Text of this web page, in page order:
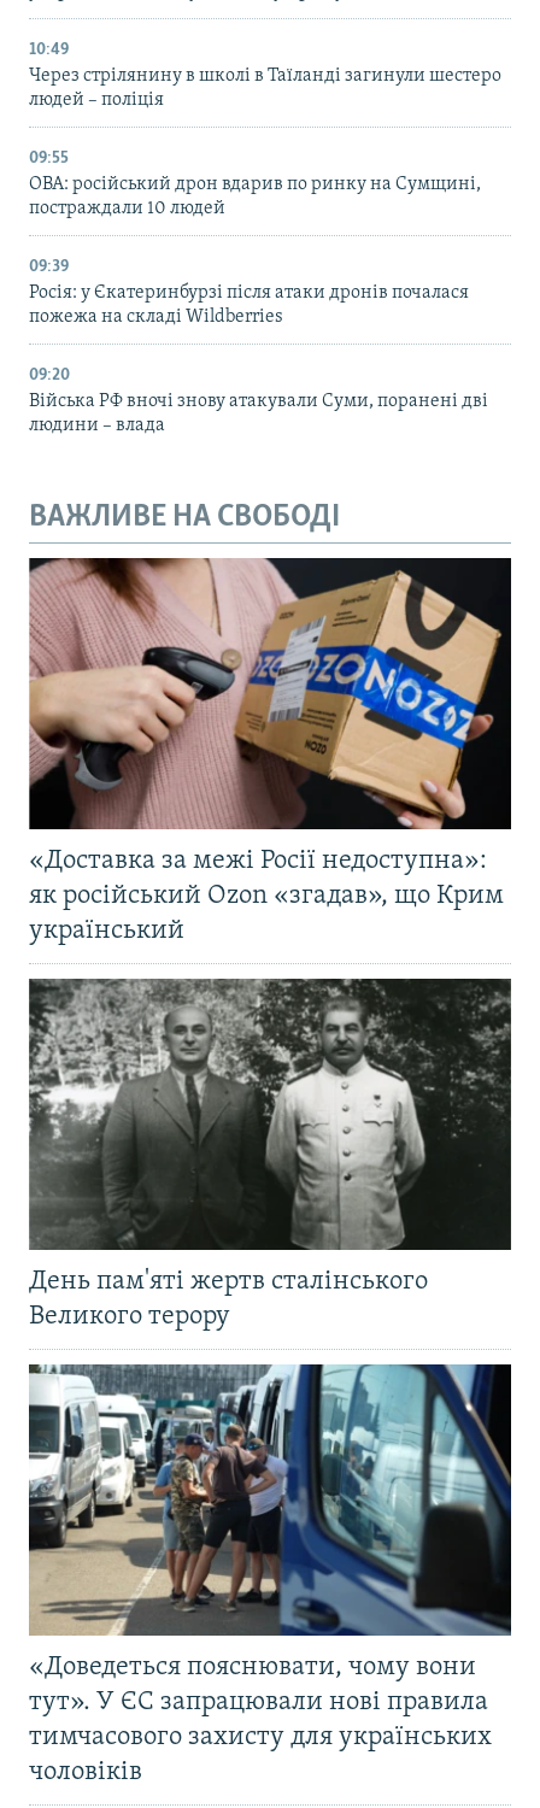
10:49
Через стрілянину в школі в Таїланді загинули шестеро
людей – поліція
09:55
ОВА: російський дрон вдарив по ринку на Сумщині,
постраждали 10 людей
09:39
Росія: у Єкатеринбурзі після атаки дронів почалася
пожежа на складі Wildberries
09:20
Війська РФ вночі знову атакували Суми, поранені дві
людини – влада
ВАЖЛИВЕ НА СВОБОДІ
«Доставка за межі Росії недоступна»:
як російський Ozon «згадав», що Крим
український
День пам'яті жертв сталінського
Великого терору
«Доведеться пояснювати, чому вони
тут». У ЄС запрацювали нові правила
тимчасового захисту для українських
чоловіків